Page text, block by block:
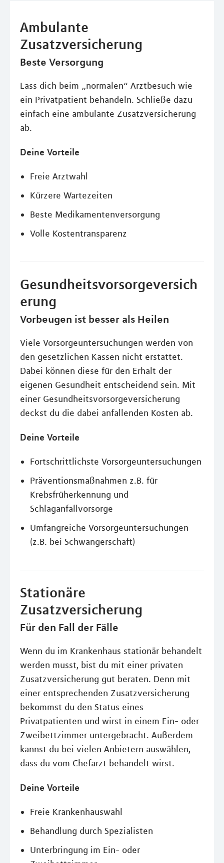
Ambulante
Zusatzversicherung
Beste Versorgung
Lass dich beim „normalen“ Arztbesuch wie
ein Privatpatient behandeln. Schließe dazu
einfach eine ambulante Zusatzversicherung
ab.
Deine Vorteile
Freie Arztwahl
Kürzere Wartezeiten
Beste Medikamentenversorgung
Volle Kostentransparenz
Gesundheitsvorsorgeversich
erung
Vorbeugen ist besser als Heilen
Viele Vorsorgeuntersuchungen werden von
den gesetzlichen Kassen nicht erstattet.
Dabei können diese für den Erhalt der
eigenen Gesundheit entscheidend sein. Mit
einer Gesundheitsvorsorgeversicherung
deckst du die dabei anfallenden Kosten ab.
Deine Vorteile
Fortschrittlichste Vorsorgeuntersuchungen
Präventionsmaßnahmen z.B. für
Krebsfrüherkennung und
Schlaganfallvorsorge
Umfangreiche Vorsorgeuntersuchungen
(z.B. bei Schwangerschaft)
Stationäre
Zusatzversicherung
Für den Fall der Fälle
Wenn du im Krankenhaus stationär behandelt
werden musst, bist du mit einer privaten
Zusatzversicherung gut beraten. Denn mit
einer entsprechenden Zusatzversicherung
bekommst du den Status eines
Privatpatienten und wirst in einem Ein- oder
Zweibettzimmer untergebracht. Außerdem
kannst du bei vielen Anbietern auswählen,
dass du vom Chefarzt behandelt wirst.
Deine Vorteile
Freie Krankenhauswahl
Behandlung durch Spezialisten
Unterbringung im Ein- oder